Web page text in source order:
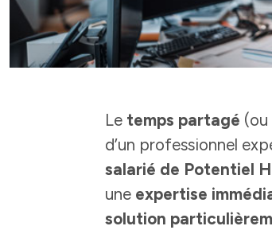
Le temps partagé
d’un professionnel
salarié de Potentiel
une expertise
solution